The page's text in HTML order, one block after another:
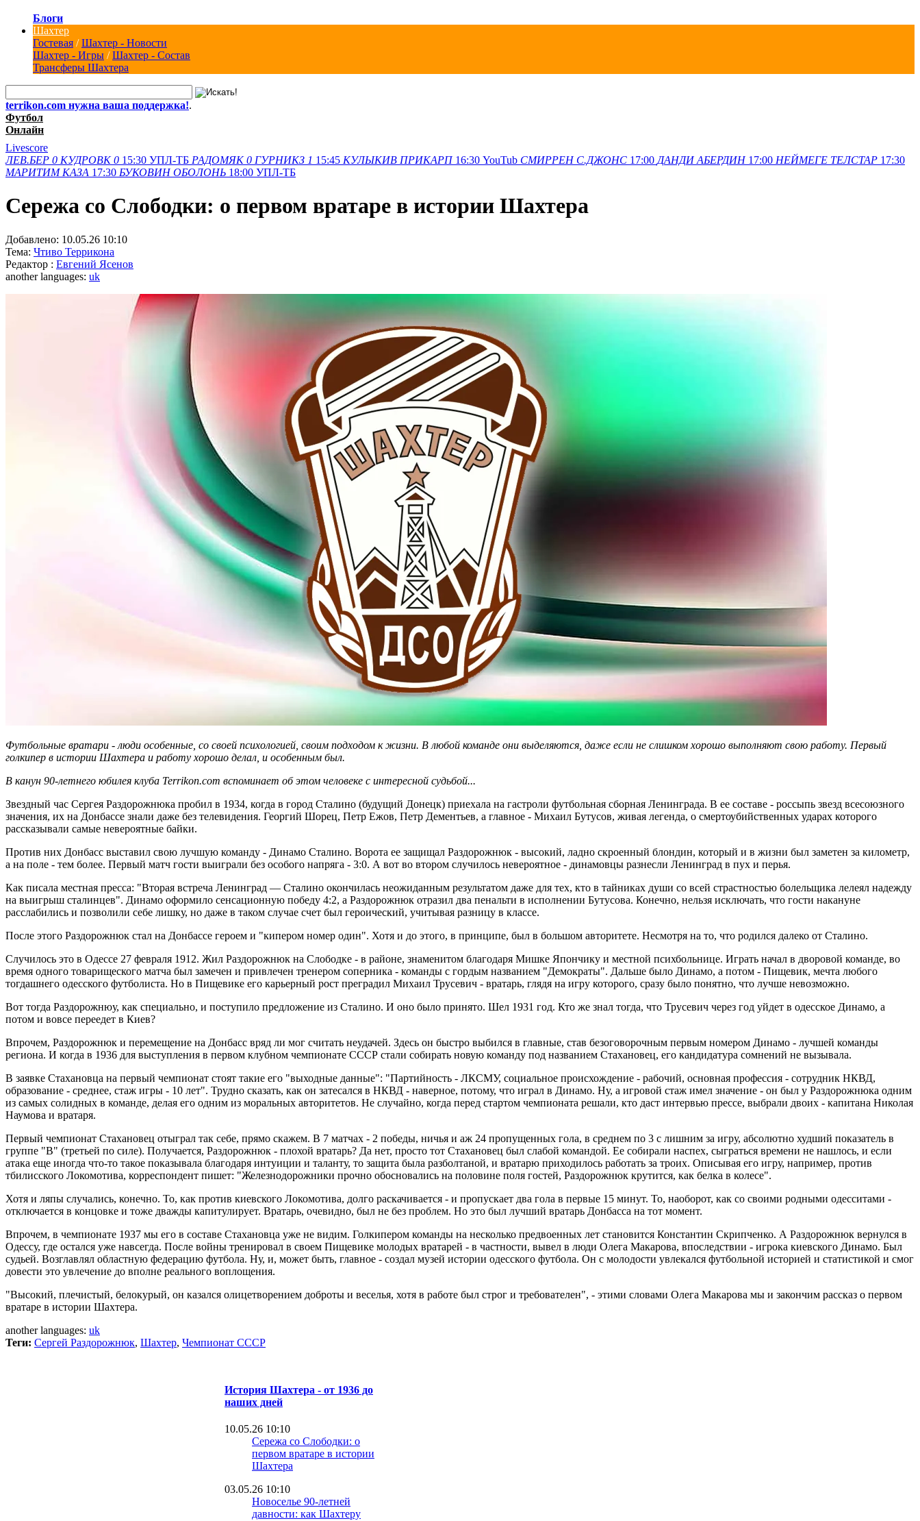
Блоги
Шахтер
Гостевая /Шахтер - Новости
Шахтер - Игры /Шахтер - Состав
Трансферы Шахтера
terrikon.com нужна ваша поддержка!.
Футбол
Онлайн
Livescore
ЛЕВ.БЕР 0 КУДРОВК 0 15:30 УПЛ-ТБ РАДОМЯК 0 ГУРНИКЗ 1 15:45 КУЛЫКИВ ПРИКАРП 16:30 YouTub СМИРРЕН С.ДЖОНС 17:00 ДАНДИ АБЕРДИН 17:00 НЕЙМЕГЕ ТЕЛСТАР 17:30
МАРИТИМ КАЗА 17:30 БУКОВИН ОБОЛОНЬ 18:00 УПЛ-ТБ
Сережа со Слободки: о первом вратаре в истории Шахтера
Добавлено: 10.05.26 10:10
Тема: Чтиво Террикона
Редактор : Евгений Ясенов
another languages: uk
Футбольные вратари - люди особенные, со своей психологией, своим подходом к жизни. В любой команде они выделяются, даже если не слишком хорошо выполняют свою работу. Первый
голкипер в истории Шахтера и работу хорошо делал, и особенным был.
В канун 90-летнего юбилея клуба Terrikon.com вспоминает об этом человеке с интересной судьбой...
Звездный час Сергея Раздорожнюка пробил в 1934, когда в город Сталино (будущий Донецк) приехала на гастроли футбольная сборная Ленинграда. В ее составе - россыпь звезд всесоюзного
значения, их на Донбассе знали даже без телевидения. Георгий Шорец, Петр Ежов, Петр Дементьев, а главное - Михаил Бутусов, живая легенда, о смертоубийственных ударах которого
рассказывали самые невероятные байки.
Против них Донбасс выставил свою лучшую команду - Динамо Сталино. Ворота ее защищал Раздорожнюк - высокий, ладно скроенный блондин, который и в жизни был заметен за километр,
а на поле - тем более. Первый матч гости выиграли без особого напряга - 3:0. А вот во втором случилось невероятное - динамовцы разнесли Ленинград в пух и перья.
Как писала местная пресса: "Вторая встреча Ленинград — Сталино окончилась неожиданным результатом даже для тех, кто в тайниках души со всей страстностью болельщика лелеял надежду
на выигрыш сталинцев". Динамо оформило сенсационную победу 4:2, а Раздорожнюк отразил два пенальти в исполнении Бутусова. Конечно, нельзя исключать, что гости накануне
расслабились и позволили себе лишку, но даже в таком случае счет был героический, учитывая разницу в классе.
После этого Раздорожнюк стал на Донбассе героем и "кипером номер один". Хотя и до этого, в принципе, был в большом авторитете. Несмотря на то, что родился далеко от Сталино.
Случилось это в Одессе 27 февраля 1912. Жил Раздорожнюк на Слободке - в районе, знаменитом благодаря Мишке Япончику и местной психбольнице. Играть начал в дворовой команде, во
время одного товарищеского матча был замечен и привлечен тренером соперника - команды с гордым названием "Демократы". Дальше было Динамо, а потом - Пищевик, мечта любого
тогдашнего одесского футболиста. Но в Пищевике его карьерный рост преградил Михаил Трусевич - вратарь, глядя на игру которого, сразу было понятно, что лучше невозможно.
Вот тогда Раздорожнюу, как специально, и поступило предложение из Сталино. И оно было принято. Шел 1931 год. Кто же знал тогда, что Трусевич через год уйдет в одесское Динамо, а
потом и вовсе переедет в Киев?
Впрочем, Раздорожнюк и перемещение на Донбасс вряд ли мог считать неудачей. Здесь он быстро выбился в главные, став безоговорочным первым номером Динамо - лучшей команды
региона. И когда в 1936 для выступления в первом клубном чемпионате СССР стали собирать новую команду под названием Стахановец, его кандидатура сомнений не вызывала.
В заявке Стахановца на первый чемпионат стоят такие его "выходные данные": "Партийность - ЛКСМУ, социальное происхождение - рабочий, основная профессия - сотрудник НКВД,
образование - среднее, стаж игры - 10 лет". Трудно сказать, как он затесался в НКВД - наверное, потому, что играл в Динамо. Ну, а игровой стаж имел значение - он был у Раздорожнюка одним
из самых солидных в команде, делая его одним из моральных авторитетов. Не случайно, когда перед стартом чемпионата решали, кто даст интервью прессе, выбрали двоих - капитана Николая
Наумова и вратаря.
Первый чемпионат Стахановец отыграл так себе, прямо скажем. В 7 матчах - 2 победы, ничья и аж 24 пропущенных гола, в среднем по 3 с лишним за игру, абсолютно худший показатель в
группе "В" (третьей по силе). Получается, Раздорожнюк - плохой вратарь? Да нет, просто тот Стахановец был слабой командой. Ее собирали наспех, сыграться времени не нашлось, и если
атака еще иногда что-то такое показывала благодаря интуиции и таланту, то защита была разболтаной, и вратарю приходилось работать за троих. Описывая его игру, например, против
тбилисского Локомотива, корреспондент пишет: "Железнодорожники прочно обосновались на половине поля гостей, Раздорожнюк крутится, как белка в колесе".
Хотя и ляпы случались, конечно. То, как против киевского Локомотива, долго раскачивается - и пропускает два гола в первые 15 минут. То, наоборот, как со своими родными одесситами -
отключается в концовке и тоже дважды капитулирует. Вратарь, очевидно, был не без проблем. Но это был лучший вратарь Донбасса на тот момент.
Впрочем, в чемпионате 1937 мы его в составе Стахановца уже не видим. Голкипером команды на несколько предвоенных лет становится Константин Скрипченко. А Раздорожнюк вернулся в
Одессу, где остался уже навсегда. После войны тренировал в своем Пищевике молодых вратарей - в частности, вывел в люди Олега Макарова, впоследствии - игрока киевского Динамо. Был
судьей. Возглавлял областную федерацию футбола. Ну, и, может быть, главное - создал музей истории одесского футбола. Он с молодости увлекался футбольной историей и статистикой и смог
довести это увлечение до вполне реального воплощения.
"Высокий, плечистый, белокурый, он казался олицетворением доброты и веселья, хотя в работе был строг и требователен", - этими словами Олега Макарова мы и закончим рассказ о первом
вратаре в истории Шахтера.
another languages: uk
Теги: Сергей Раздорожнюк, Шахтер, Чемпионат СССР
История Шахтера - от 1936 до
наших дней
10.05.26 10:10
Сережа со Слободки: о
первом вратаре в истории
Шахтера
03.05.26 10:10
Новоселье 90-летней
давности: как Шахтеру